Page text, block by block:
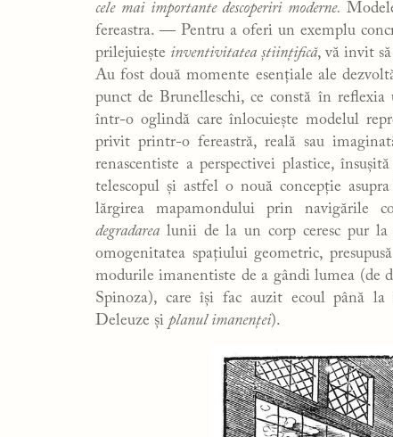
cele mai importante descoperiri moderne.
fereastra. — Pentru a oferi un exemplu
prilejuiește inventivitatea științifică, vă invit
Au fost două momente esențiale ale
punct de Brunelleschi, ce constă în
într-o oglindă care înlocuiește modelul
privit printr-o fereastră, reală sau
renascentiste a perspectivei plastice,
telescopul și astfel o nouă concepție
lărgirea mapamondului prin navigările
degradarea lunii de la un corp ceresc pur
omogenitatea spațiului geometric,
modurile imanentiste de a gândi lumea
Spinoza), care își fac auzit ecoul până
Deleuze și planul imanenței).